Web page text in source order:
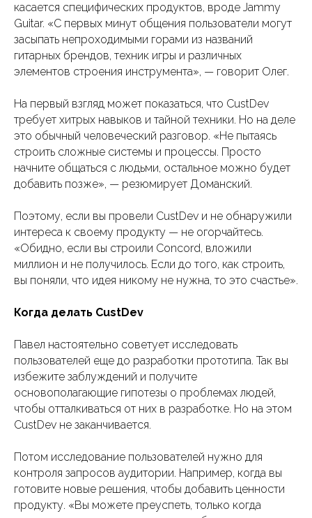
касается специфических продуктов, вроде Jammy
Guitar. «С первых минут общения пользователи могут
засыпать непроходимыми горами из названий
гитарных брендов, техник игры и различных
элементов строения инструмента», — говорит Олег.
На первый взгляд может показаться, что CustDev
требует хитрых навыков и тайной техники. Но на деле
это обычный человеческий разговор. «Не пытаясь
строить сложные системы и процессы. Просто
начните общаться с людьми, остальное можно будет
добавить позже», — резюмирует Доманский.
Поэтому, если вы провели CustDev и не обнаружили
интереса к своему продукту — не огорчайтесь.
«Обидно, если вы строили Concord, вложили
миллион и не получилось. Если до того, как строить,
вы поняли, что идея никому не нужна, то это счастье».
Когда делать CustDev
Павел настоятельно советует исследовать
пользователей еще до разработки прототипа. Так вы
избежите заблуждений и получите
основополагающие гипотезы о проблемах людей,
чтобы отталкиваться от них в разработке. Но на этом
CustDev не заканчивается.
Потом исследование пользователей нужно для
контроля запросов аудитории. Например, когда вы
готовите новые решения, чтобы добавить ценности
продукту. «Вы можете преуспеть, только когда